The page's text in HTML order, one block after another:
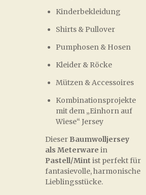
Kinderbekleidung
Shirts & Pullover
Pumphosen & Hosen
Kleider & Röcke
Mützen & Accessoires
Kombinationsprojekte
mit dem „Einhorn auf
Wiese“ Jersey
Dieser Baumwolljersey
als Meterware in
Pastell/Mint ist perfekt für
fantasievolle, harmonische
Lieblingsstücke.